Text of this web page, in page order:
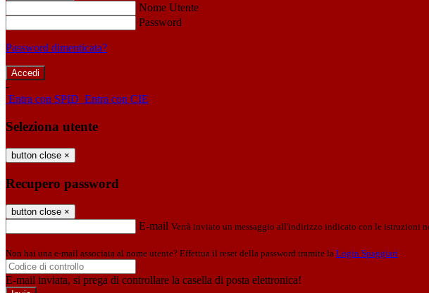
Nome Utente
Password
Password dimenticata?
-
Entra con SPID Entra con CIE
Seleziona utente
button close ×
Recupero password
button close ×
E-mail Verrà inviato un messaggio all'indirizzo indicato con le istruzioni
Non hai una e-mail associata al nome utente? Effettua il reset della password tramite la Login Spaggiari
E-mail inviata, si prega di controllare la casella di posta elettronica!